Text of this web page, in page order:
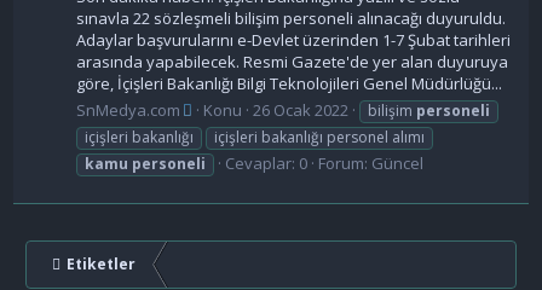
sınavla 22 sözleşmeli bilişim personeli alınacağı duyuruldu.
Adaylar başvurularını e-Devlet üzerinden 1-7 Şubat tarihleri
arasında yapabilecek. Resmi Gazete'de yer alan duyuruya
göre, İçişleri Bakanlığı Bilgi Teknolojileri Genel Müdürlüğü...
SnMedya.com
Konu 26 Ocak 2022 bilişim personeli
içişleri bakanlığı
içişleri bakanlığı personel alımı
kamu personeli Cevaplar: 0 Forum: Güncel
Etiketler